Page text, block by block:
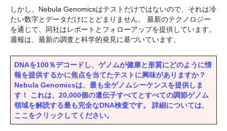
しかし、Nebula Genomicsはテストだけではないので、それは冷
たい数字とデータだけにとどまりません。 最新のテクノロジー
を通じて、同社はレポートとフォローアップを提供しています。
週報は、最新の調査と科学的発見に基づいています。
DNAを100％デコードし、ゲノムが健康と形質にどのように情
報を提供するかに焦点を当てたテストに興味がありますか？
Nebula Genomicsは、最も全ゲノムシーケンスを提供しま
す！ これは、20,000個の遺伝子すべてとすべての調節ゲノム
領域を解読する最も完全なDNA検査です。 詳細については、
ここをクリックしてください。